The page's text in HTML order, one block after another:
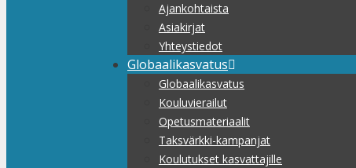
Ajankohtaista
Asiakirjat
Yhteystiedot
Globaalikasvatus
Globaalikasvatus
Kouluvierailut
Opetusmateriaalit
Taksvärkki-kampanjat
Koulutukset kasvattajille